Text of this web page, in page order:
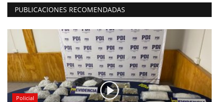
PUBLICACIONES RECOMENDADAS
Policial